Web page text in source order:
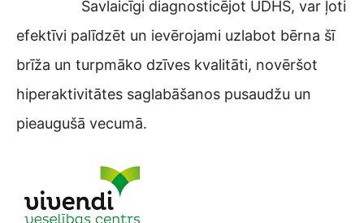
Savlaicīgi diagnosticējot UDHS, var ļoti
efektīvi palīdzēt un ievērojami uzlabot bērna šī
brīža un turpmāko dzīves kvalitāti, novēršot
hiperaktivitātes saglabāšanos pusaudžu un
pieaugušā vecumā.